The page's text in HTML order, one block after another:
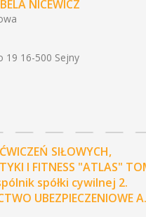
NICEWICZ
19 16-500 Sejny
SIŁOWYCH,
I FITNESS "ATLAS"
spółki cywilnej 2.
UBEZPIECZENIOWE